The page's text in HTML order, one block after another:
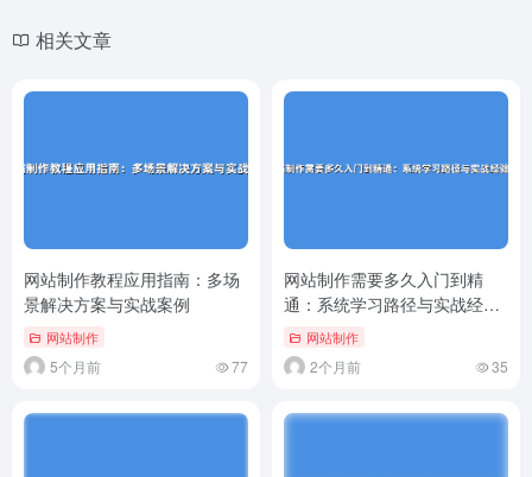
相关文章
网站制作教程应用指南：多场
景解决方案与实战案例
网站制作
5个月前 77
网站制作需要多久入门到精
通：系统学习路径与实战经验
分享网站制作
2个月前 35